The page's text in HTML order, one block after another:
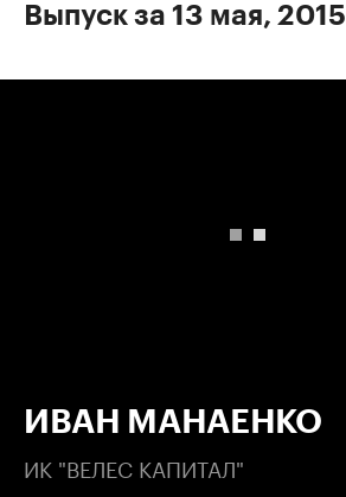
Выпуск за 13 мая, 2015
ИВАН МАНАЕНКО
ИК "ВЕЛЕС КАПИТАЛ"